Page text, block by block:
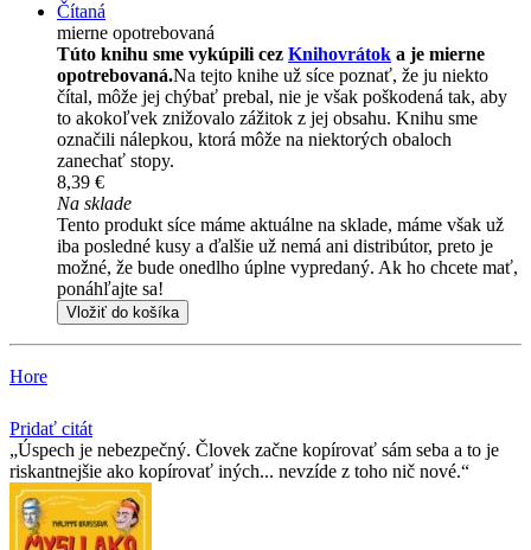
Čítaná
mierne opotrebovaná
Túto knihu sme vykúpili cez Knihovrátok a je mierne
opotrebovaná.Na tejto knihe už síce poznať, že ju niekto
čítal, môže jej chýbať prebal, nie je však poškodená tak, aby
to akokoľvek znižovalo zážitok z jej obsahu. Knihu sme
označili nálepkou, ktorá môže na niektorých obaloch
zanechať stopy.
8,39 €
Na sklade
Tento produkt síce máme aktuálne na sklade, máme však už
iba posledné kusy a ďalšie už nemá ani distribútor, preto je
možné, že bude onedlho úplne vypredaný. Ak ho chcete mať,
ponáhľajte sa!
Vložiť do košíka
Hore
Pridať citát
Úspech je nebezpečný. Človek začne kopírovať sám seba a to je
riskantnejšie ako kopírovať iných... nevzíde z toho nič nové.